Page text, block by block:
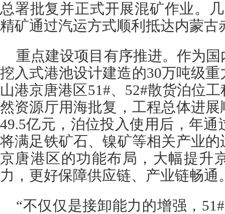
总署批复并正式开展混矿作业。
精矿通过汽运方式顺利抵达内蒙古
重点建设项目有序推进。作为
挖入式港池设计建造的30万吨级
山港京唐港区51#、52#散货泊位
然资源厅用海批复，工程总体进
49.5亿元，泊位投入使用后，年通
将满足铁矿石、镍矿等相关产业
京唐港区的功能布局，大幅提升
力，更好保障供应链、产业链畅通
“不仅仅是接卸能力的增强，